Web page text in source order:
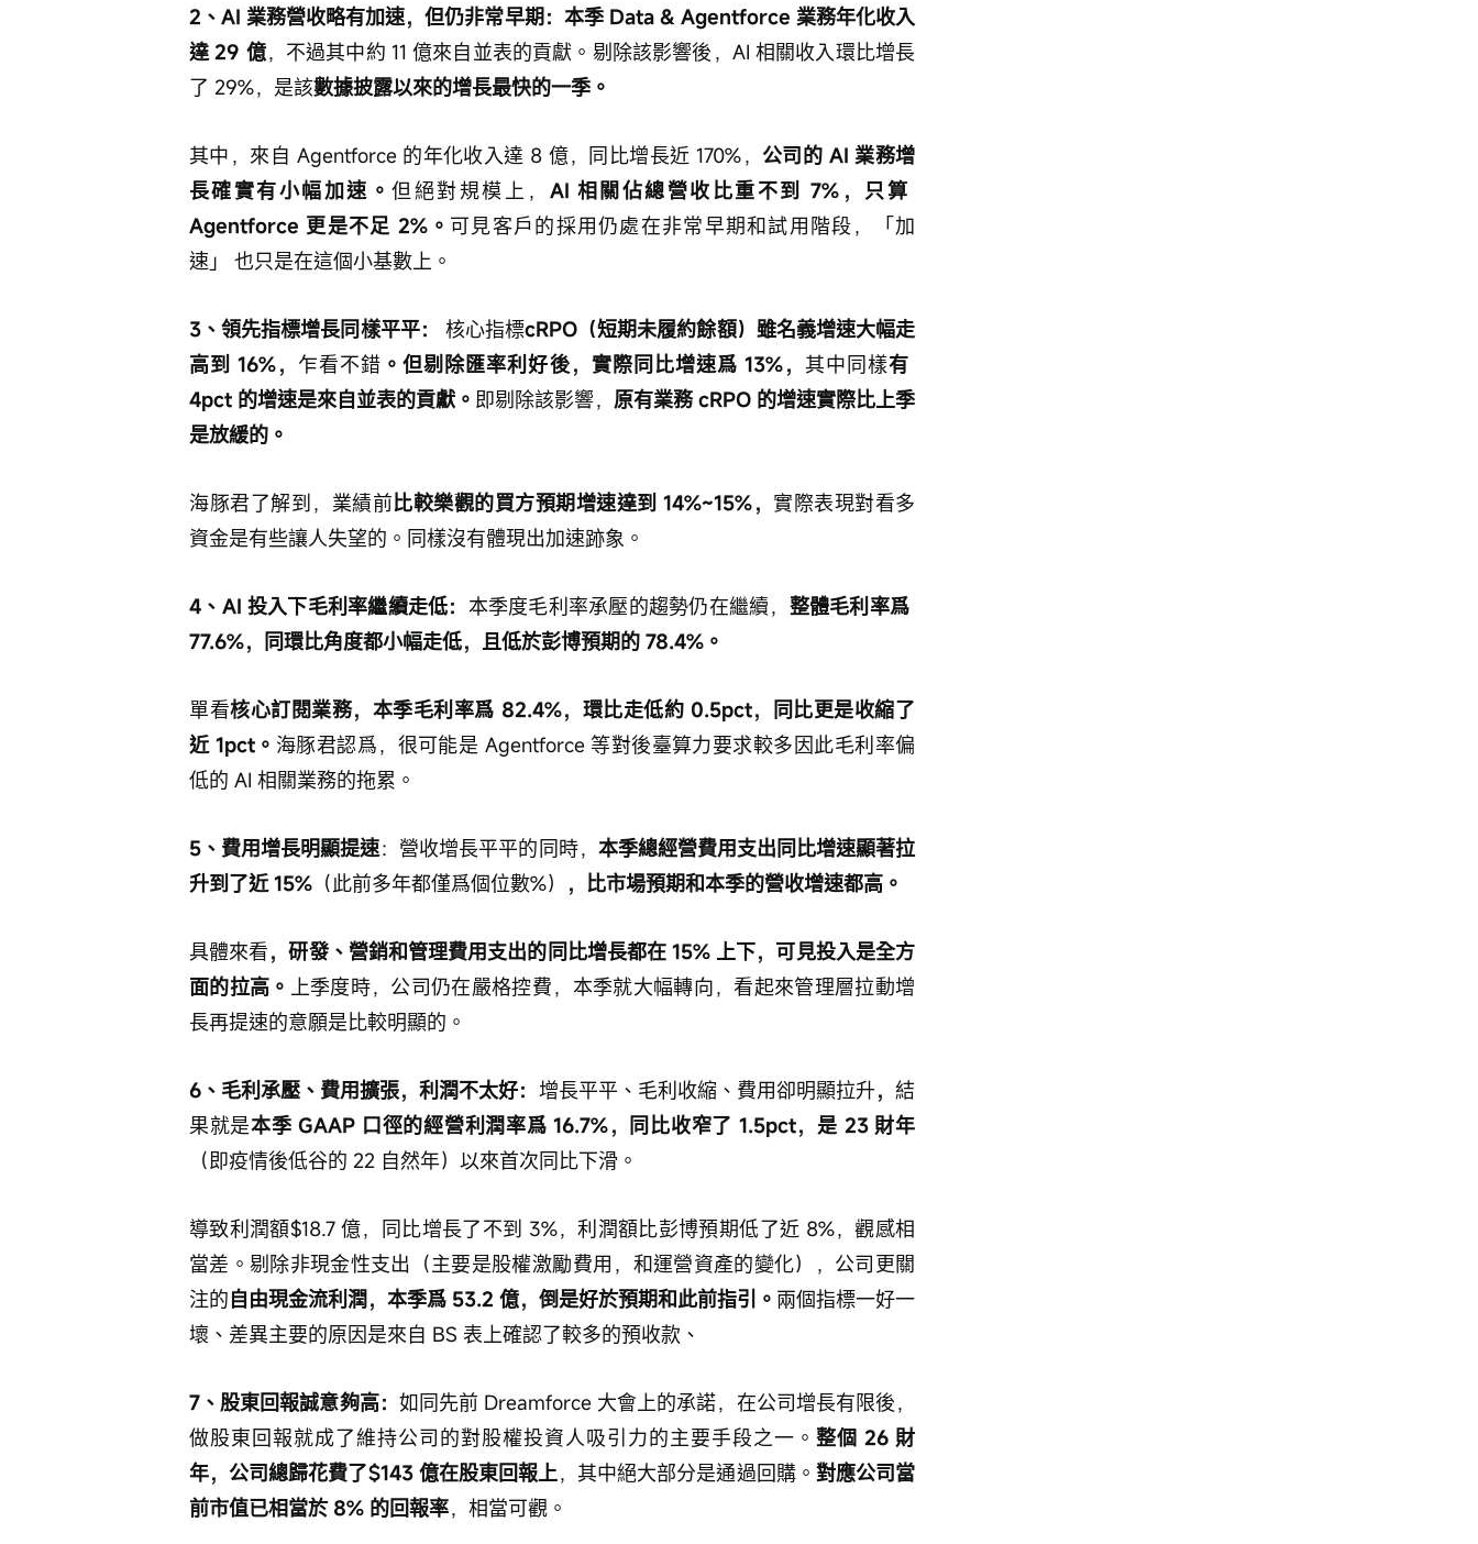
2、AI 業務營收略有加速，但仍非常早期：本季 Data & Agentforce 業務年化收入
達 29 億，不過其中約 11 億來自並表的貢獻。剔除該影響後，AI 相關收入環比增長
了 29%，是該數據披露以來的增長最快的一季。
其中，來自 Agentforce 的年化收入達 8 億，同比增長近 170%， 公司的 AI 業務增
長確實有小幅加速。但絕對規模上， AI 相關佔總營收比重不到 7%，只算
Agentforce 更是不足 2%。 可見客戶的採用仍處在非常早期和試用階段，「加
速」 也只是在這個小基數上。
3、領先指標增長同樣平平： 核心指標cRPO（短期未履約餘額）雖名義增速大幅走
高到 16%， 乍看不錯 。但剔除匯率利好後，實際同比增速爲 13%， 其中同樣有
4pct 的增速是來自並表的貢獻。 即剔除該影響， 原有業務 cRPO 的增速實際比上季
是放緩的。
海豚君了解到，業績前比較樂觀的買方預期增速達到 14%~15%， 實際表現對看多
資金是有些讓人失望的。同樣沒有體現出加速跡象。
4、AI 投入下毛利率繼續走低： 本季度毛利率承壓的趨勢仍在繼續， 整體毛利率爲
77.6%，同環比角度都小幅走低，且低於彭博預期的 78.4%。
單看核心訂閱業務，本季毛利率爲 82.4%，環比走低約 0.5pct，同比更是收縮了
近 1pct。 海豚君認爲，很可能是 Agentforce 等對後臺算力要求較多因此毛利率偏
低的 AI 相關業務的拖累。
5、費用增長明顯提速：營收增長平平的同時， 本季總經營費用支出同比增速顯著拉
升到了近 15% （此前多年都僅爲個位數%） ，比市場預期和本季的營收增速都高。
具體來看，研發、營銷和管理費用支出的同比增長都在 15% 上下，可見投入是全方
面的拉高。 上季度時，公司仍在嚴格控費，本季就大幅轉向，看起來管理層拉動增
長再提速的意願是比較明顯的。
6、毛利承壓、費用擴張，利潤不太好： 增長平平、毛利收縮、費用卻明顯拉升，結
果就是本季 GAAP 口徑的經營利潤率爲 16.7%，同比收窄了 1.5pct，是 23 財年
（即疫情後低谷的 22 自然年）以來首次同比下滑。
導致利潤額$18.7 億，同比增長了不到 3%，利潤額比彭博預期低了近 8%，觀感相
當差。剔除非現金性支出（主要是股權激勵費用，和運營資產的變化），公司更關
注的自由現金流利潤，本季爲 53.2 億，倒是好於預期和此前指引。 兩個指標一好一
壞、差異主要的原因是來自 BS 表上確認了較多的預收款、
7、股東回報誠意夠高： 如同先前 Dreamforce 大會上的承諾，在公司增長有限後，
做股東回報就成了維持公司的對股權投資人吸引力的主要手段之一。 整個 26 財
年，公司總歸花費了$143 億在股東回報上，其中絕大部分是通過回購。 對應公司當
前市值已相當於 8% 的回報率，相當可觀。